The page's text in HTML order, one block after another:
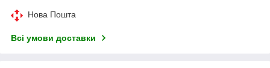
Нова Пошта
Всі умови доставки